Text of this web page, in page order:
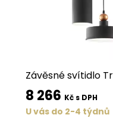
Závěsné svítidlo
8 266 Kč s DPH
U vás do 2-4 týdnů